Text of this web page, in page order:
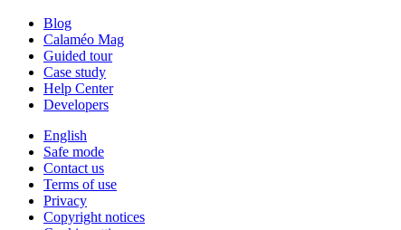
Blog
Calaméo Mag
Guided tour
Case study
Help Center
Developers
English
Safe mode
Contact us
Terms of use
Privacy
Copyright notices